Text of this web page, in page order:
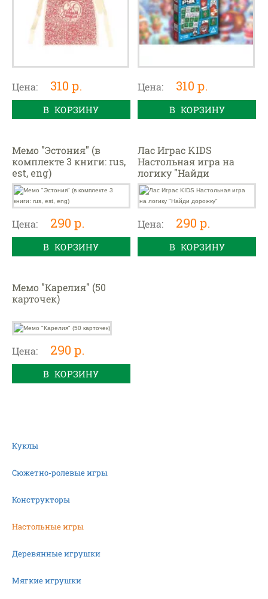
Цена: 310 р.
В КОРЗИНУ
Цена: 310 р.
В КОРЗИНУ
Мемо "Эстония" (в
комплекте 3 книги: rus,
est, eng)
Цена: 290 р.
В КОРЗИНУ
Лас Играс KIDS
Настольная игра на
логику "Найди
дорожку"
Цена: 290 р.
В КОРЗИНУ
Мемо "Карелия" (50
карточек)
Цена: 290 р.
В КОРЗИНУ
Куклы
Сюжетно-ролевые игры
Конструкторы
Настольные игры
Деревянные игрушки
Мягкие игрушки